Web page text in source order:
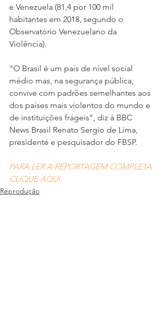
e Venezuela (81,4 por 100 mil
habitantes em 2018, segundo o
Observatório Venezuelano da
Violência).
"O Brasil é um país de nível social
médio mas, na segurança pública,
convive com padrões semelhantes aos
dos países mais violentos do mundo e
de instituições frágeis", diz à BBC
News Brasil Renato Sergio de Lima,
presidente e pesquisador do FBSP.
PARA LER A REPORTAGEM COMPLETA
CLIQUE AQUI.
Reprodução